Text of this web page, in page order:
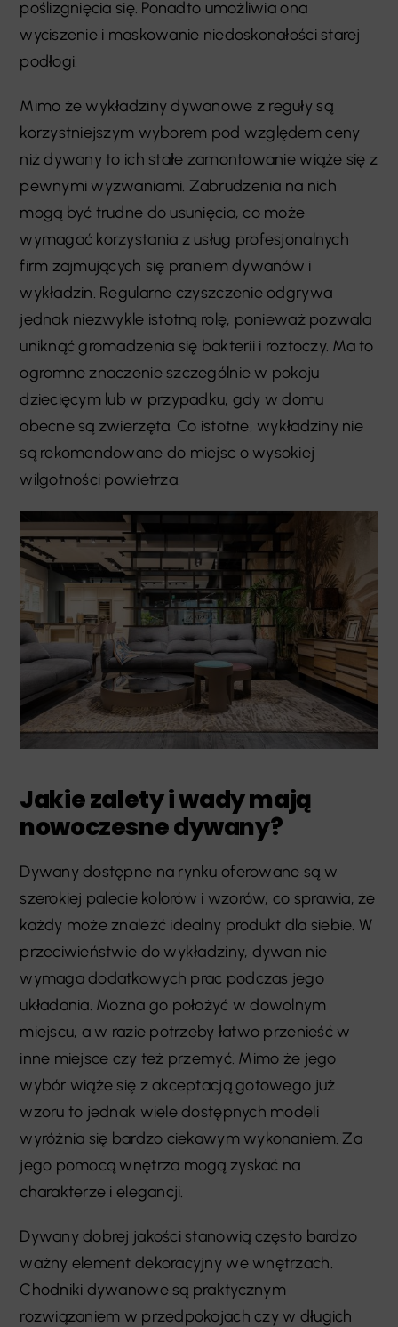
poślizgnięcia się. Ponadto umożliwia ona
wyciszenie i maskowanie niedoskonałości starej
podłogi.
Mimo że wykładziny dywanowe z reguły są
korzystniejszym wyborem pod względem ceny
niż dywany to ich stałe zamontowanie wiąże się z
pewnymi wyzwaniami. Zabrudzenia na nich
mogą być trudne do usunięcia, co może
wymagać korzystania z usług profesjonalnych
firm zajmujących się praniem dywanów i
wykładzin. Regularne czyszczenie odgrywa
jednak niezwykle istotną rolę, ponieważ pozwala
uniknąć gromadzenia się bakterii i roztoczy. Ma to
ogromne znaczenie szczególnie w pokoju
dziecięcym lub w przypadku, gdy w domu
obecne są zwierzęta. Co istotne, wykładziny nie
są rekomendowane do miejsc o wysokiej
wilgotności powietrza.
Jakie zalety i wady mają
nowoczesne dywany?
Dywany dostępne na rynku oferowane są w
szerokiej palecie kolorów i wzorów, co sprawia, że
każdy może znaleźć idealny produkt dla siebie. W
przeciwieństwie do wykładziny, dywan nie
wymaga dodatkowych prac podczas jego
układania. Można go położyć w dowolnym
miejscu, a w razie potrzeby łatwo przenieść w
inne miejsce czy też przemyć. Mimo że jego
wybór wiąże się z akceptacją gotowego już
wzoru to jednak wiele dostępnych modeli
wyróżnia się bardzo ciekawym wykonaniem. Za
jego pomocą wnętrza mogą zyskać na
charakterze i elegancji.
Dywany dobrej jakości stanowią często bardzo
ważny element dekoracyjny we wnętrzach.
Chodniki dywanowe są praktycznym
rozwiązaniem w przedpokojach czy w długich